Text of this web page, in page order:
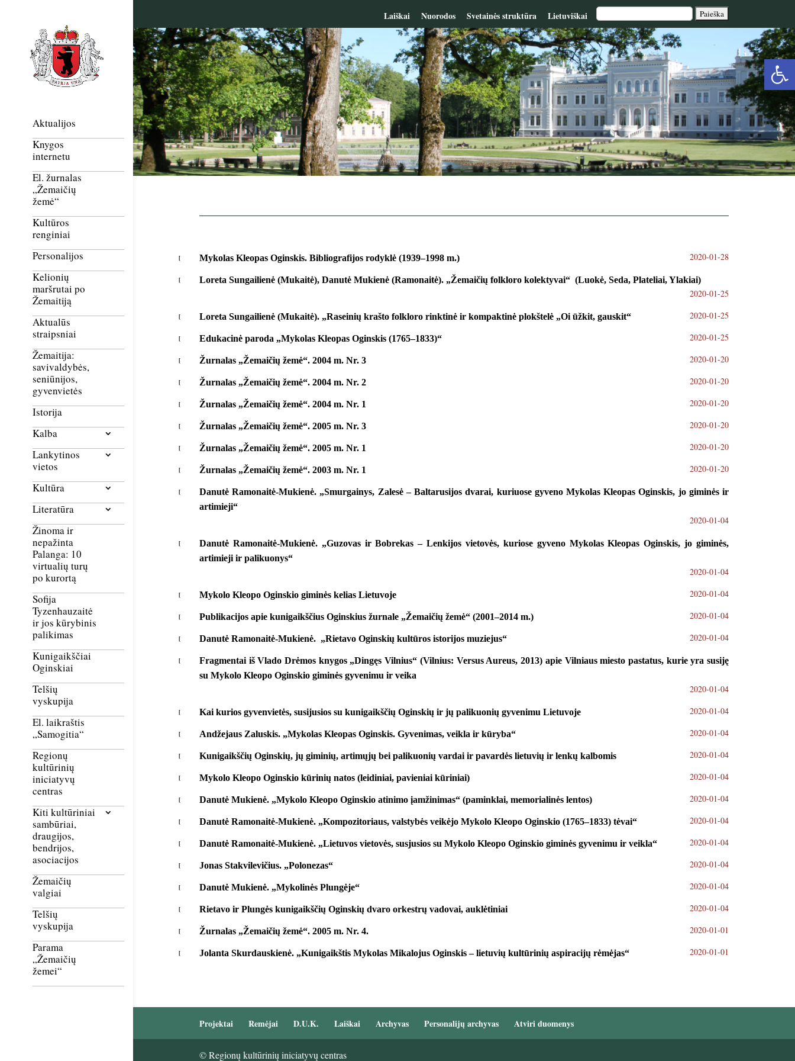
Laiškai Nuorodos Svetainės struktūra Lietuviškai
Aktualijos
Knygos
internetu
El. žurnalas
„Žemaičių
žemė“
Kultūros
renginiai
Personalijos
Kelionių
maršrutai po
Žemaitiją
Aktualūs
straipsniai
Žemaitija:
savivaldybės,
seniūnijos,
gyvenvietės
Istorija
Kalba
Lankytinos
vietos
Kultūra
Literatūra
Žinoma ir
nepažinta
Palanga: 10
virtualių turų
po kurortą
Sofija
Tyzenhauzaitė
ir jos kūrybinis
palikimas
Kunigaikščiai
Oginskiai
Telšių
vyskupija
El. laikraštis
„Samogitia“
Regionų
kultūrinių
iniciatyvų
centras
Kiti kultūriniai
sambūriai,
draugijos,
bendrijos,
asociacijos
Žemaičių
valgiai
Telšių
vyskupija
Parama
„Žemaičių
žemei“
Mykolas Kleopas Oginskis. Bibliografijos rodyklė (1939–1998 m.) 2020-01-28
Loreta Sungailienė (Mukaitė), Danutė Mukienė (Ramonaitė). „Žemaičių folkloro kolektyvai“ (Luokė, Seda, Plateliai, Ylakiai)
2020-01-25
Loreta Sungailienė (Mukaitė). „Raseinių krašto folkloro rinktinė ir kompaktinė plokštelė „Oi ūžkit, gauskit“ 2020-01-25
Edukacinė paroda „Mykolas Kleopas Oginskis (1765–1833)“ 2020-01-25
Žurnalas „Žemaičių žemė“. 2004 m. Nr. 3 2020-01-20
Žurnalas „Žemaičių žemė“. 2004 m. Nr. 2 2020-01-20
Žurnalas „Žemaičių žemė“. 2004 m. Nr. 1 2020-01-20
Žurnalas „Žemaičių žemė“. 2005 m. Nr. 3 2020-01-20
Žurnalas „Žemaičių žemė“. 2005 m. Nr. 1 2020-01-20
Žurnalas „Žemaičių žemė“. 2003 m. Nr. 1 2020-01-20
Danutė Ramonaitė-Mukienė. „Smurgainys, Zalesė – Baltarusijos dvarai, kuriuose gyveno Mykolas Kleopas Oginskis, jo giminės ir
artimieji“
2020-01-04
Danutė Ramonaitė-Mukienė. „Guzovas ir Bobrekas – Lenkijos vietovės, kuriose gyveno Mykolas Kleopas Oginskis, jo giminės,
artimieji ir palikuonys“
2020-01-04
Mykolo Kleopo Oginskio giminės kelias Lietuvoje 2020-01-04
Publikacijos apie kunigaikščius Oginskius žurnale „Žemaičių žemė“ (2001–2014 m.) 2020-01-04
Danutė Ramonaitė-Mukienė. „Rietavo Oginskių kultūros istorijos muziejus“ 2020-01-04
Fragmentai iš Vlado Drėmos knygos „Dingęs Vilnius“ (Vilnius: Versus Aureus, 2013) apie Vilniaus miesto pastatus, kurie yra susiję
su Mykolo Kleopo Oginskio giminės gyvenimu ir veika
2020-01-04
Kai kurios gyvenvietės, susijusios su kunigaikščių Oginskių ir jų palikuonių gyvenimu Lietuvoje 2020-01-04
Andžejaus Zaluskis. „Mykolas Kleopas Oginskis. Gyvenimas, veikla ir kūryba“ 2020-01-04
Kunigaikščių Oginskių, jų giminių, artimųjų bei palikuonių vardai ir pavardės lietuvių ir lenkų kalbomis 2020-01-04
Mykolo Kleopo Oginskio kūrinių natos (leidiniai, pavieniai kūriniai) 2020-01-04
Danutė Mukienė. „Mykolo Kleopo Oginskio atinimo įamžinimas“ (paminklai, memorialinės lentos) 2020-01-04
Danutė Ramonaitė-Mukienė. „Kompozitoriaus, valstybės veikėjo Mykolo Kleopo Oginskio (1765–1833) tėvai“ 2020-01-04
Danutė Ramonaitė-Mukienė. „Lietuvos vietovės, susjusios su Mykolo Kleopo Oginskio giminės gyvenimu ir veikla“ 2020-01-04
Jonas Stakvilevičius. „Polonezas“ 2020-01-04
Danutė Mukienė. „Mykolinės Plungėje“ 2020-01-04
Rietavo ir Plungės kunigaikščių Oginskių dvaro orkestrų vadovai, auklėtiniai 2020-01-04
Žurnalas „Žemaičių žemė“. 2005 m. Nr. 4. 2020-01-01
Jolanta Skurdauskienė. „Kunigaikštis Mykolas Mikalojus Oginskis – lietuvių kultūrinių aspiracijų rėmėjas“ 2020-01-01
Projektai Remėjai D.U.K. Laiškai Archyvas Personalijų archyvas Atviri duomenys
© Regionų kultūrinių iniciatyvų centras